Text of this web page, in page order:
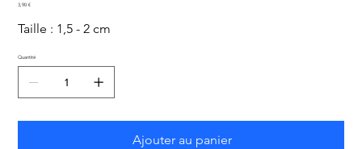
Prix
3,90 €
Taille : 1,5 - 2 cm
Quantité
Ajouter au panier